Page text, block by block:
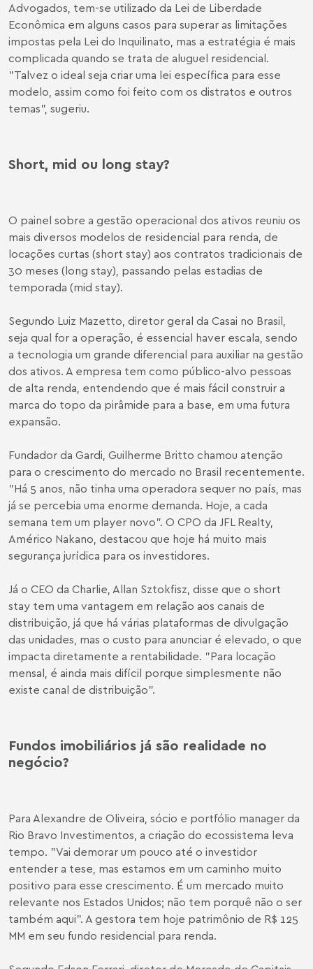
Advogados, tem-se utilizado da Lei de Liberdade
Econômica em alguns casos para superar as limitações
impostas pela Lei do Inquilinato, mas a estratégia é mais
complicada quando se trata de aluguel residencial.
"Talvez o ideal seja criar uma lei específica para esse
modelo, assim como foi feito com os distratos e outros
temas", sugeriu.
Short, mid ou long stay?
O painel sobre a gestão operacional dos ativos reuniu os
mais diversos modelos de residencial para renda, de
locações curtas (short stay) aos contratos tradicionais de
30 meses (long stay), passando pelas estadias de
temporada (mid stay).
Segundo Luiz Mazetto, diretor geral da Casai no Brasil,
seja qual for a operação, é essencial haver escala, sendo
a tecnologia um grande diferencial para auxiliar na gestão
dos ativos. A empresa tem como público-alvo pessoas
de alta renda, entendendo que é mais fácil construir a
marca do topo da pirâmide para a base, em uma futura
expansão.
Fundador da Gardi, Guilherme Britto chamou atenção
para o crescimento do mercado no Brasil recentemente.
"Há 5 anos, não tinha uma operadora sequer no país, mas
já se percebia uma enorme demanda. Hoje, a cada
semana tem um player novo". O CPO da JFL Realty,
Américo Nakano, destacou que hoje há muito mais
segurança jurídica para os investidores.
Já o CEO da Charlie, Allan Sztokfisz, disse que o short
stay tem uma vantagem em relação aos canais de
distribuição, já que há várias plataformas de divulgação
das unidades, mas o custo para anunciar é elevado, o que
impacta diretamente a rentabilidade. "Para locação
mensal, é ainda mais difícil porque simplesmente não
existe canal de distribuição".
Fundos imobiliários já são realidade no
negócio?
Para Alexandre de Oliveira, sócio e portfólio manager da
Rio Bravo Investimentos, a criação do ecossistema leva
tempo. "Vai demorar um pouco até o investidor
entender a tese, mas estamos em um caminho muito
positivo para esse crescimento. É um mercado muito
relevante nos Estados Unidos; não tem porquê não o ser
também aqui". A gestora tem hoje patrimônio de R$ 125
MM em seu fundo residencial para renda.